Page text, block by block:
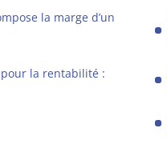
la marge d’un
la rentabilité :